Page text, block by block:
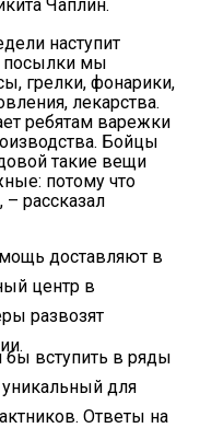
Чаплин.
наступит
посылки мы
грелки, фонарики,
лекарства.
ребятам варежки
Бойцы
такие вещи
потому что
– рассказал
доставляют в
центр в
развозят
бы вступить в ряды
для
Ответы на